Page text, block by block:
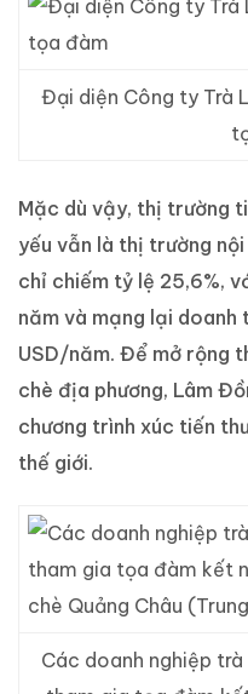
Đại diện Công ty Trà
Mặc dù vậy, thị trường
yếu vẫn là thị trường
chỉ chiếm tỷ lệ 25,6%,
năm và mạng lại
USD/năm. Để mở rộng
chè địa phương, Lâm
chương trình xúc tiến
thế giới.
Các doanh nghiệp